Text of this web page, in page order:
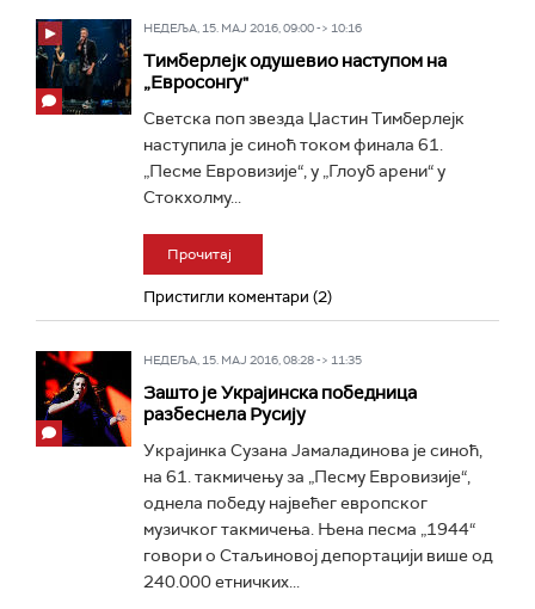
НЕДЕЉА, 15. МАЈ 2016, 09:00 -> 10:16
Тимберлејк одушевио наступом на
„Евросонгу"
Светска поп звезда Џастин Тимберлејк
наступила је синоћ током финала 61.
„Песме Евровизије“, у „Глоуб арени“ у
Стокхолму...
Прочитај
Пристигли коментари (2)
НЕДЕЉА, 15. МАЈ 2016, 08:28 -> 11:35
Зашто је Украјинска победница
разбеснела Русију
Украјинка Сузана Јамаладинова је синоћ,
на 61. такмичењу за „Песму Евровизије“,
однела победу највећег европског
музичког такмичења. Њена песма „1944“
говори о Стаљиновој депортацији више од
240.000 етничких...